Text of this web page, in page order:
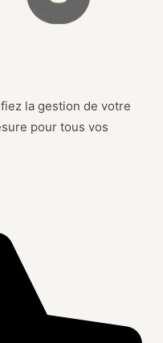
la gestion de votre
pour tous vos